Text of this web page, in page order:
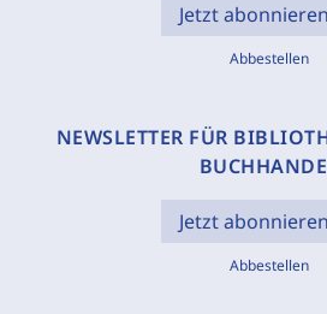
Jetzt abonnieren
Abbestellen
NEWSLETTER FÜR
Jetzt abonnieren
Abbestellen